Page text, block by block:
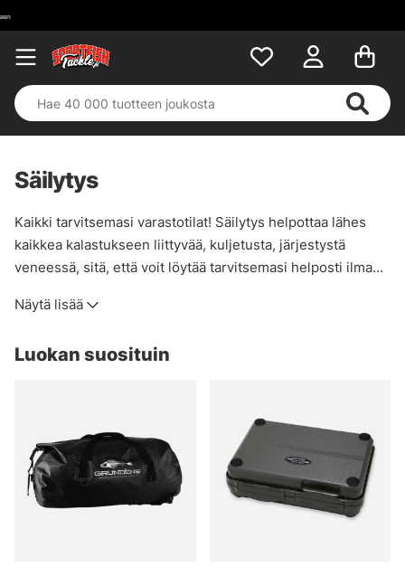
Säilytys
Kaikki tarvitsemasi varastotilat! Säilytys helpottaa lähes
kaikkea kalastukseen liittyvää, kuljetusta, järjestystä
veneessä, sitä, että voit löytää tarvitsemasi helposti ilman,
kotona. Meillä on paljon syöttilaatikoita, pusseja,
haluamasi. Isoja syöttejä varten suosittelemme 3730-
suosittelemme matalampaa laatikkoa, josta käytetään usein
nimitystä 3700. Päätelaitteille ja pienemmille pusseille
suositellaan 3600/3630-mallia (syvempi) tai pienempää
mallia.
Näytä lisää
Luokan suosituin